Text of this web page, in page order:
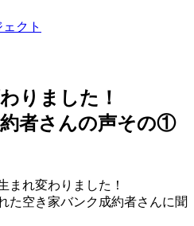
クト
りました！
者さんの声その①
まれ変わりました！
た空き家バンク成約者さんに聞